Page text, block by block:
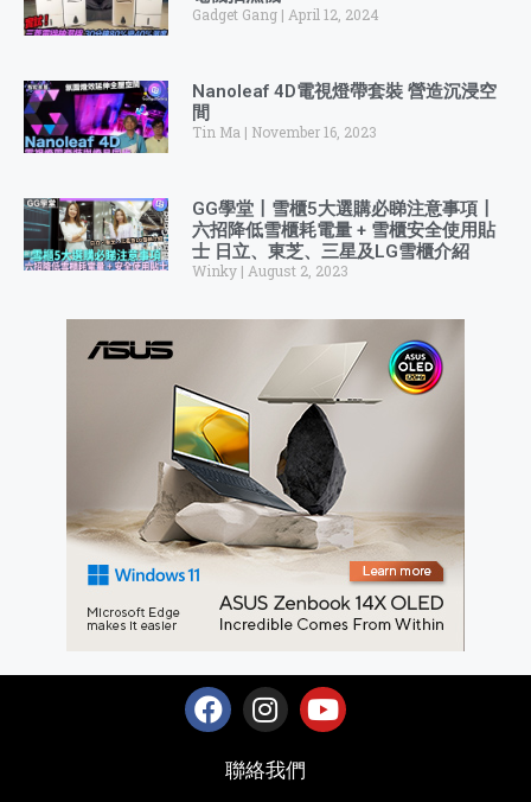
Gadget Gang April 12, 2024
Nanoleaf 4D電視燈帶套裝 營造沉浸空
間
Tin Ma November 16, 2023
GG學堂〡雪櫃5大選購必睇注意事項〡
六招降低雪櫃耗電量 + 雪櫃安全使用貼
士 日立、東芝、三星及LG雪櫃介紹
Winky August 2, 2023
聯絡我們